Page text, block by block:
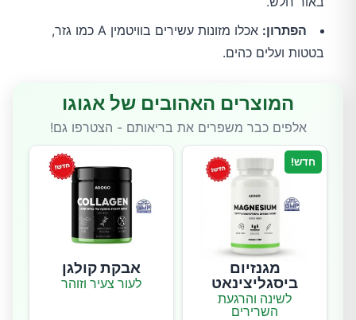
הפתרון:
אכלו מזונות עשירים בוויטמין A כמו גזר,
בטטות ועלים כהים.
המוצרים האהובים של אגוגו
אלפים כבר משפרים את בריאותם - הצטרפו גם!
חדש!
מגנזיום
ביסגליצינאט
לשינה והרגעת
השרירים
אבקת קולגן
לעור צעיר וזוהר